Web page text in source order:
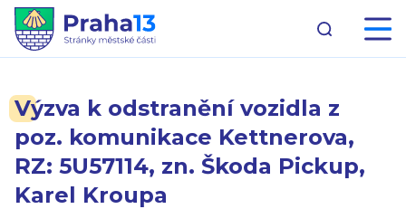
Výzva k odstranění vozidla z
poz. komunikace Kettnerova,
RZ: 5U57114, zn. Škoda Pickup,
Karel Kroupa